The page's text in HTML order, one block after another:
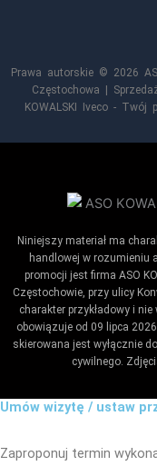
Prawa autorskie © 2026
Częstochowa |
KOWALSKI Iveco -
Niniejszy materiał ma
handlowej w rozumieniu
promocji jest firma ASO
Częstochowie, przy ulicy
charakter przykładowy i
obowiązuje od 09 lipca
skierowana jest wyłącznie
cywilnego.
Umów wizytę / ustaw
Zaproponuj termin